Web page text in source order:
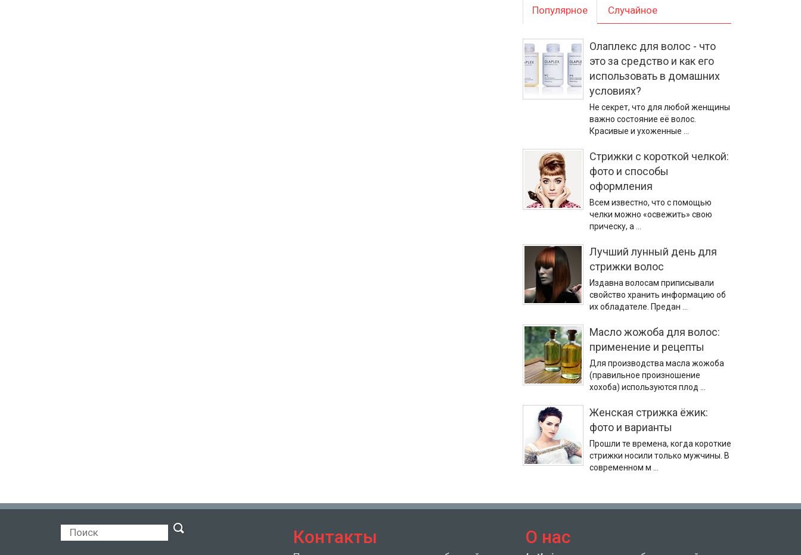
Популярное Случайное
Олаплекс для волос - что
это за средство и как его
использовать в домашних
условиях?
Не секрет, что для любой женщины
важно состояние её волос.
Красивые и ухоженные …
Стрижки с короткой челкой:
фото и способы
оформления
Всем известно, что с помощью
челки можно «освежить» свою
прическу, а …
Лучший лунный день для
стрижки волос
Издавна волосам приписывали
свойство хранить информацию об
их обладателе. Предан …
Масло жожоба для волос:
применение и рецепты
Для производства масла жожоба
(правильное произношение
хохоба) используются плод …
Женская стрижка ёжик:
фото и варианты
Прошли те времена, когда короткие
стрижки носили только мужчины. В
современном м …
Контакты О нас